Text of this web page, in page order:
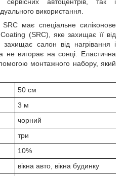
використання.
має спеціальне силіконове
(SRC), яке захищає її від
захищає салон від нагрівання і
вигорає на сонці. Еластична
монтажного набору, який
50 см
3 м
чорний
три
10%
вікна авто, вікна будинку